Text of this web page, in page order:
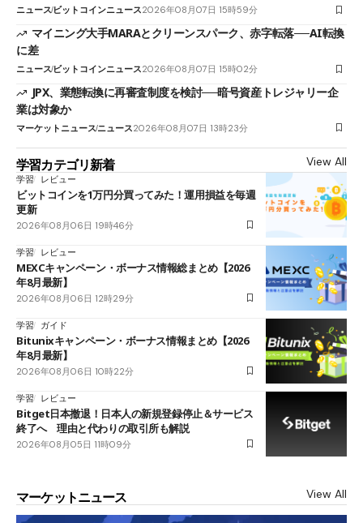
ニュースビットコインニュース2026年08月07日 15時59分
マイニング大手MARAとクリーンスパーク、赤字転落──AI転換
に差
ニュースビットコインニュース2026年08月07日 15時02分
JPX、業態転換に再審査制度を検討──暗号資産トレジャリー企
業は対象か
マーケットニュースニュース2026年08月07日 13時23分
学習カテゴリ新着 View All
学習 レビュー
ビットコインを1万円分買ってみた！運用損益を毎週
更新
2026年08月06日 19時46分
学習 レビュー
MEXCキャンペーン・ボーナス情報総まとめ【2026
年8月最新】
2026年08月06日 12時29分
学習 ガイド
Bitunixキャンペーン・ボーナス情報まとめ【2026
年8月最新】
2026年08月06日 10時22分
学習 レビュー
Bitget日本撤退！日本人の新規登録停止＆サービス
終了へ 理由と代わりの取引所も解説
2026年08月05日 11時09分
マーケットニュース View All